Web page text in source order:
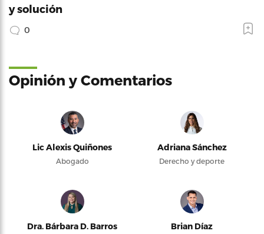
y solución
0
Opinión y Comentarios
Lic Alexis Quiñones
Abogado
Adriana Sánchez
Derecho y deporte
Dra. Bárbara D. Barros Brian Díaz